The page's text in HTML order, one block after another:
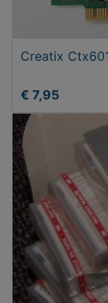
Creatix
€ 7,95